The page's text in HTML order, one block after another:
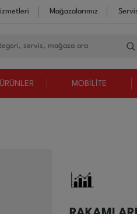
Mağazalarımız
MOBİLİTE